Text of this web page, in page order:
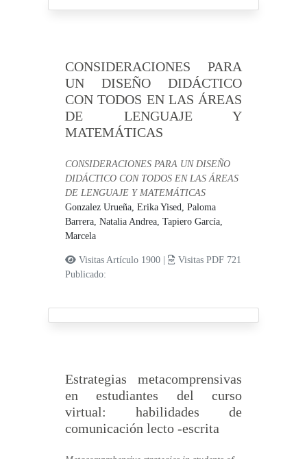
CONSIDERACIONES PARA
UN DISEÑO DIDÁCTICO
CON TODOS EN LAS ÁREAS
DE LENGUAJE Y
MATEMÁTICAS
CONSIDERACIONES PARA UN DISEÑO
DIDÁCTICO CON TODOS EN LAS ÁREAS
DE LENGUAJE Y MATEMÁTICAS
Gonzalez Urueña, Erika Yised,Paloma
Barrera, Natalia Andrea,Tapiero García,
Marcela
Visitas Artículo 1900 |
Visitas PDF 721
Publicado:
Estrategias metacomprensivas
en estudiantes del curso
virtual: habilidades de
comunicación lecto -escrita